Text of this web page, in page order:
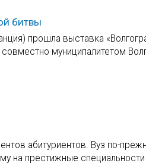
битвы
прошла выставка
муниципалитетом
абитуриентов. Вуз по-
на престижные